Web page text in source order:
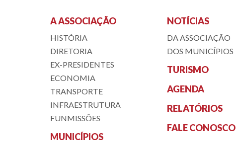
A ASSOCIAÇÃO
HISTÓRIA
DIRETORIA
EX-PRESIDENTES
ECONOMIA
TRANSPORTE
INFRAESTRUTURA
FUNMISSÕES
MUNICÍPIOS
NOTÍCIAS
DA ASSOCIAÇÃO
DOS MUNICÍPIOS
TURISMO
AGENDA
RELATÓRIOS
FALE CONOSCO